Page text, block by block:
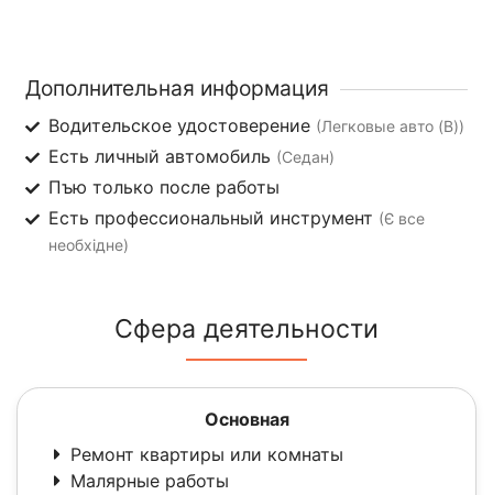
Дополнительная информация
Водительское удостоверение (Легковые авто (B))
Есть личный автомобиль (Седан)
Пъю только после работы
Есть профессиональный инструмент (Є все
необхідне)
Сфера деятельности
Основная
Ремонт квартиры или комнаты
Малярные работы